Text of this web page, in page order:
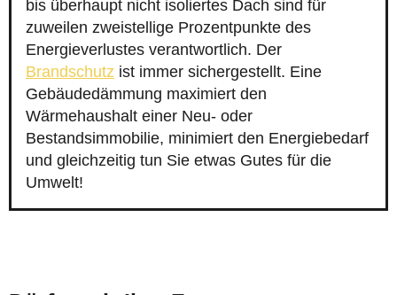
bis überhaupt nicht isoliertes Dach sind für
zuweilen zweistellige Prozentpunkte des
Energieverlustes verantwortlich. Der
Brandschutz ist immer sichergestellt. Eine
Gebäudedämmung maximiert den
Wärmehaushalt einer Neu- oder
Bestandsimmobilie, minimiert den Energiebedarf
und gleichzeitig tun Sie etwas Gutes für die
Umwelt!